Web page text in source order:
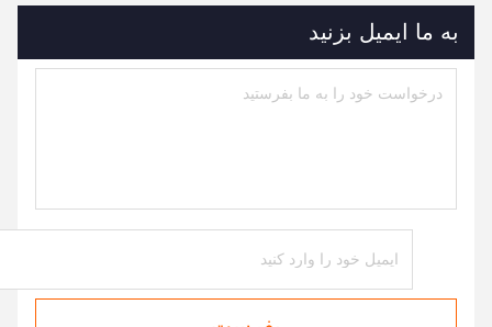
به ما ایمیل بزنید